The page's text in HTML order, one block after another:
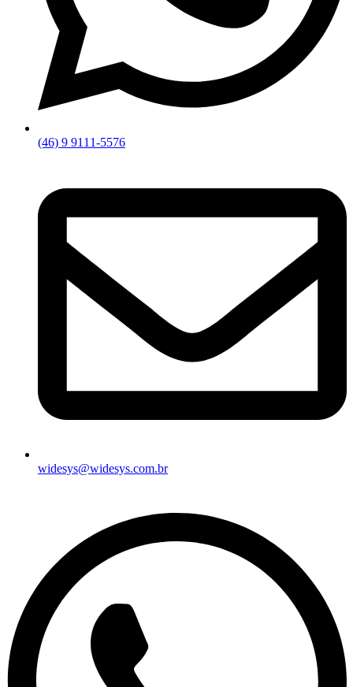
(46) 9 9111-5576
widesys@widesys.com.br